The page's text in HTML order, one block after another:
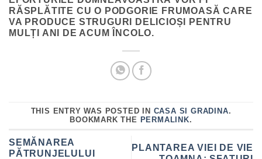
RĂSPLĂTITE CU O PODGORIE FRUMOASĂ CARE
VA PRODUCE STRUGURI DELICIOȘI PENTRU
MULȚI ANI DE ACUM ÎNCOLO.
THIS ENTRY WAS POSTED IN CASA SI GRADINA.
BOOKMARK THE PERMALINK.
SEMĂNAREA
PĂTRUNJELULUI
PLANTAREA VIEI DE VIE